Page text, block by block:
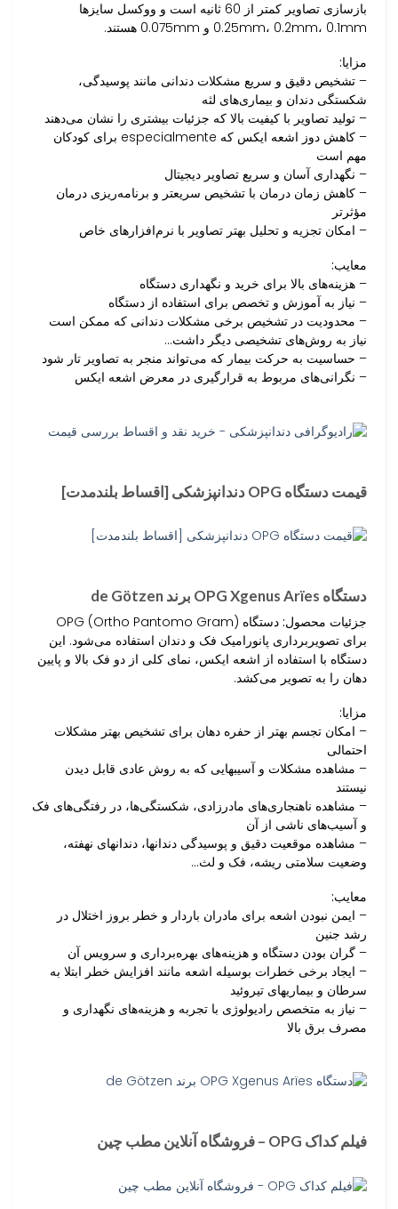
بازسازی تصاویر کمتر از 60 ثانیه است و ووکسل سایزها
0.25mm، 0.2mm، 0.1mm و 0.075mm هستند.
مزایا:
– تشخیص دقیق و سریع مشکلات دندانی مانند پوسیدگی،
شکستگی دندان و بیماری‌های لثه
– تولید تصاویر با کیفیت بالا که جزئیات بیشتری را نشان می‌دهند
– کاهش دوز اشعه ایکس که especialmente برای کودکان
مهم است
– نگهداری آسان و سریع تصاویر دیجیتال
– کاهش زمان درمان با تشخیص سریعتر و برنامه‌ریزی درمان
مؤثرتر
– امکان تجزیه و تحلیل بهتر تصاویر با نرم‌افزارهای خاص
معایب:
– هزینه‌های بالا برای خرید و نگهداری دستگاه
– نیاز به آموزش و تخصص برای استفاده از دستگاه
– محدودیت در تشخیص برخی مشکلات دندانی که ممکن است
نیاز به روش‌های تشخیصی دیگر داشت…
– حساسیت به حرکت بیمار که می‌تواند منجر به تصاویر تار شود
– نگرانی‌های مربوط به قرارگیری در معرض اشعه ایکس
قیمت دستگاه OPG دندانپزشکی [اقساط بلندمدت]
دستگاه OPG Xgenus Arïes برند de Götzen
جزئیات محصول:
دستگاه OPG (Ortho Pantomo Gram)
برای تصویربرداری پانورامیک فک و دندان استفاده می‌شود. این
دستگاه با استفاده از اشعه ایکس، نمای کلی از دو فک بالا و پایین
دهان را به تصویر می‌کشد.
مزایا:
– امکان تجسم بهتر از حفره دهان برای تشخیص بهتر مشکلات
احتمالی
– مشاهده مشکلات و آسیبهایی که به روش عادی قابل دیدن
نیستند
– مشاهده ناهنجاری‌های مادرزادی، شکستگی‌ها، در رفتگی‌های فک
و آسیب‌های ناشی از آن
– مشاهده موقعیت دقیق و پوسیدگی دندانها، دندانهای نهفته،
وضعیت سلامتی ریشه، فک و لث…
معایب:
– ایمن نبودن اشعه برای مادران باردار و خطر بروز اختلال در
رشد جنین
– گران بودن دستگاه و هزینه‌های بهره‌برداری و سرویس آن
– ایجاد برخی خطرات بوسیله اشعه مانند افزایش خطر ابتلا به
سرطان و بیماریهای تیروئید
– نیاز به متخصص رادیولوژی با تجربه و هزینه‌های نگهداری و
مصرف برق بالا
فیلم کداک OPG – فروشگاه آنلاین مطب چین